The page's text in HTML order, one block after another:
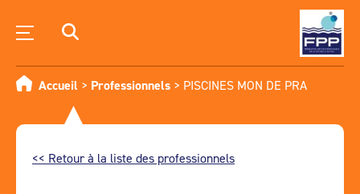
Accueil > Professionnels > PISCINES MON DE PRA
<< Retour à la liste des professionnels